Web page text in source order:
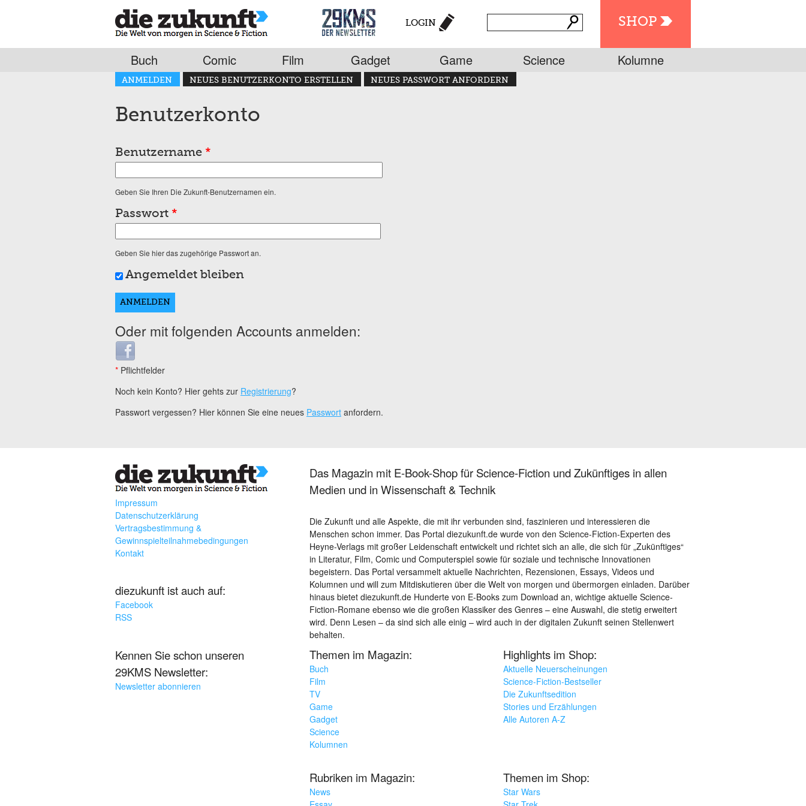
SHOP
LOGIN
Buch Comic Film Gadget Game Science Kolumne
Haupt-Reiter
ANMELDEN
(AKTIVER REITER)
NEUES BENUTZERKONTO ERSTELLEN NEUES PASSWORT ANFORDERN
Benutzerkonto
Benutzername *
Geben Sie Ihren Die Zukunft-Benutzernamen ein.
Passwort *
Geben Sie hier das zugehörige Passwort an.
Angemeldet bleiben
Oder mit folgenden Accounts anmelden:
Login with Facebook
* Pflichtfelder
Noch kein Konto? Hier gehts zur Registrierung?
Passwort vergessen? Hier können Sie eine neues Passwort anfordern.
Impressum
Datenschutzerklärung
Vertragsbestimmung &
Gewinnspielteilnahmebedingungen
Kontakt
diezukunft ist auch auf:
Facebook
RSS
Kennen Sie schon unseren
29KMS Newsletter:
Newsletter abonnieren
Das Magazin mit E-Book-Shop für Science-Fiction und Zukünftiges in allen
Medien und in Wissenschaft & Technik
Die Zukunft und alle Aspekte, die mit ihr verbunden sind, faszinieren und interessieren die
Menschen schon immer. Das Portal diezukunft.de wurde von den Science-Fiction-Experten des
Heyne-Verlags mit großer Leidenschaft entwickelt und richtet sich an alle, die sich für „Zukünftiges“
in Literatur, Film, Comic und Computerspiel sowie für soziale und technische Innovationen
begeistern. Das Portal versammelt aktuelle Nachrichten, Rezensionen, Essays, Videos und
Kolumnen und will zum Mitdiskutieren über die Welt von morgen und übermorgen einladen. Darüber
hinaus bietet diezukunft.de Hunderte von E-Books zum Download an, wichtige aktuelle Science-
Fiction-Romane ebenso wie die großen Klassiker des Genres – eine Auswahl, die stetig erweitert
wird. Denn Lesen – da sind sich alle einig – wird auch in der digitalen Zukunft seinen Stellenwert
behalten.
Themen im Magazin:
Buch
Film
TV
Game
Gadget
Science
Kolumnen
Highlights im Shop:
Aktuelle Neuerscheinungen
Science-Fiction-Bestseller
Die Zukunftsedition
Stories und Erzählungen
Alle Autoren A-Z
Rubriken im Magazin:
News
Themen im Shop:
Star Wars